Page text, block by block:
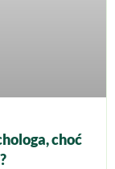
choć